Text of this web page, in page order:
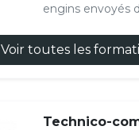
engins envoyés
Voir toutes les
Technico-